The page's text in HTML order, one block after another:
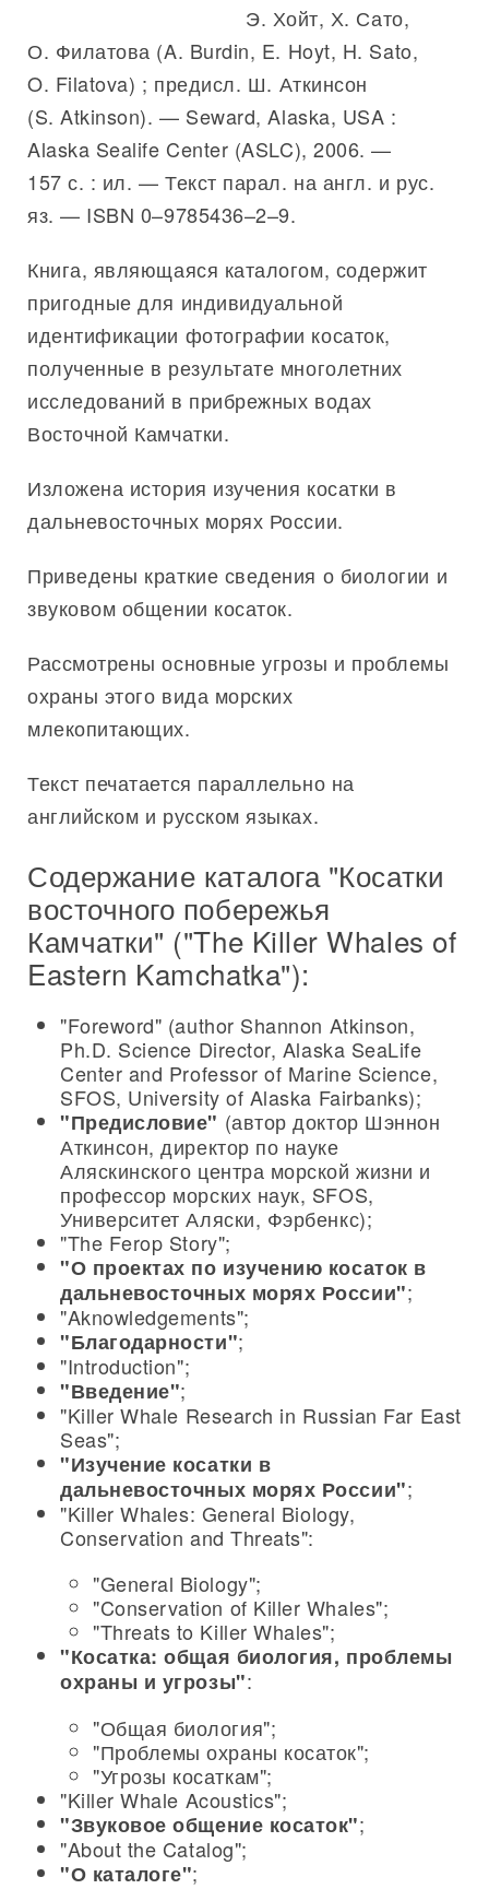
Э. Хойт, Х. Сато,
О. Филатова (A. Burdin, E. Hoyt, H. Sato,
O. Filatova) ; предисл. Ш. Аткинсон
(S. Atkinson). — Seward, Alaska, USA :
Alaska Sealife Center (ASLC), 2006. —
157 с. : ил. — Текст парал. на англ. и рус.
яз. — ISBN 0–9785436–2–9.
Книга, являющаяся каталогом, содержит
пригодные для индивидуальной
идентификации фотографии косаток,
полученные в результате многолетних
исследований в прибрежных водах
Восточной Камчатки.
Изложена история изучения косатки в
дальневосточных морях России.
Приведены краткие сведения о биологии и
звуковом общении косаток.
Рассмотрены основные угрозы и проблемы
охраны этого вида морских
млекопитающих.
Текст печатается параллельно на
английском и русском языках.
Содержание каталога "Косатки
восточного побережья
Камчатки" ("The Killer Whales of
Eastern Kamchatka"):
"Foreword" (author Shannon Atkinson,
Ph.D. Science Director, Alaska SeaLife
Center and Professor of Marine Science,
SFOS, University of Alaska Fairbanks);
"Предисловие" (автор доктор Шэннон
Аткинсон, директор по науке
Аляскинского центра морской жизни и
профессор морских наук, SFOS,
Университет Аляски, Фэрбенкс);
"The Ferop Story";
"О проектах по изучению косаток в
дальневосточных морях России";
"Aknowledgements";
"Благодарности";
"Introduction";
"Введение";
"Killer Whale Research in Russian Far East
Seas";
"Изучение косатки в
дальневосточных морях России";
"Killer Whales: General Biology,
Conservation and Threats":
"General Biology";
"Conservation of Killer Whales";
"Threats to Killer Whales";
"Косатка: общая биология, проблемы
охраны и угрозы":
"Общая биология";
"Проблемы охраны косаток";
"Угрозы косаткам";
"Killer Whale Acoustics";
"Звуковое общение косаток";
"About the Catalog";
"О каталоге";